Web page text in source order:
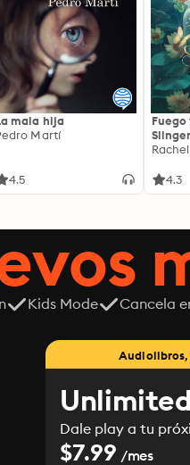
mala hija
Martí
4.5
Slinger
4.3
Kids Mode Cancela
Audiolibros,
Unlimited
Dale play a tu
$7.99 /mes